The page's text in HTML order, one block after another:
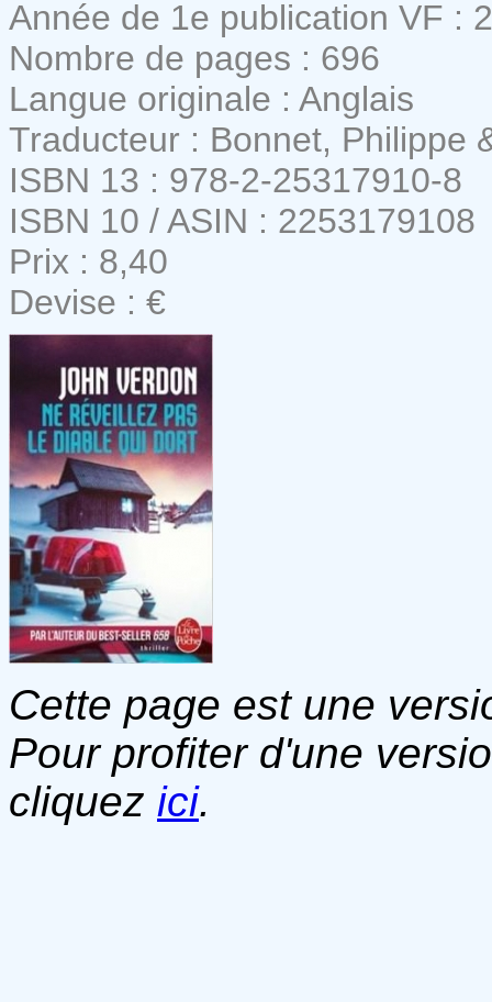
Année de 1e publication VF :
Nombre de pages : 696
Langue originale : Anglais
Traducteur : Bonnet, Philippe
ISBN 13 : 978-2-25317910-8
ISBN 10 / ASIN : 2253179108
Prix : 8,40
Devise : €
Cette page est une
Pour profiter d'une
cliquez ici.